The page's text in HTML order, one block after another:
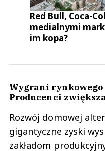
Red Bull, Coca-
medialnymi
im kopa?
Wygrani
Producenci
Rozwój domowej
gigantyczne zyski
zakładom